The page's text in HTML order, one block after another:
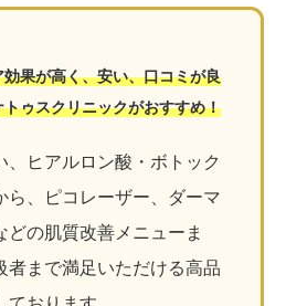
果が高く、安い、口コミが良
ゥスクリニックがおすすめ！
、ヒアルロン酸・ボトック
ら、ピコレーザー、ダーマ
の肌質改善メニューま
者まで満足いただける高品